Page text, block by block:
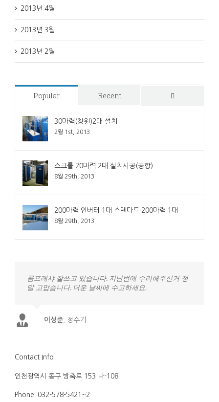
2013년 4월
2013년 3월
2013년 2월
Popular Recent
30마력(창원)2대 설치
2월 1st, 2013
스크롤 20마력 2대 설치시공(공항)
8월 29th, 2013
200마력 인버터 1대 스텐다드 200마력 1대
8월 29th, 2013
콤프레샤 잘쓰고 있습니다. 지난번에 수리해주신거 정
말 고맙습니다. 더운 날씨에 수고하세요.
이성준 정수기
Contact Info
인천광역시 동구 방축로 153 나-108
Phone: 032-578-5421~2